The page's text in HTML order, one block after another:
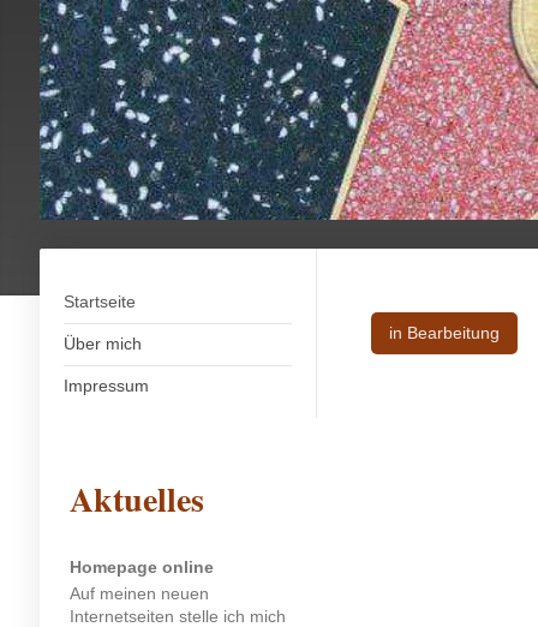
Startseite
Über mich
Impressum
in Bearbeitung
Aktuelles
Homepage online
Auf meinen neuen
Internetseiten stelle ich mich